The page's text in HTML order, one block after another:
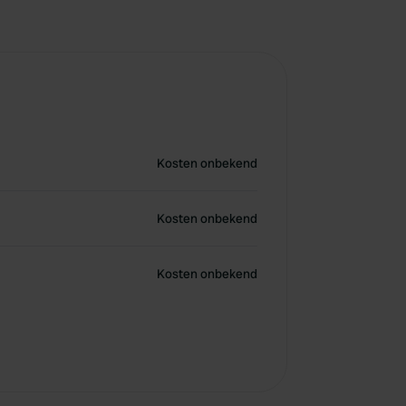
Kosten onbekend
Kosten onbekend
Kosten onbekend